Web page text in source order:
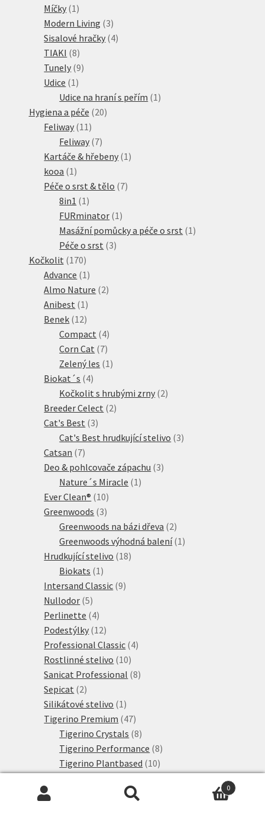
Míčky 1 1
produkt
Modern Living 33
produkty
Sisalové hračky 44
TIAKI 88
produktů
Tunely 99
Udice 1 1
produkt
Udice na hraní s peřím 1 1
Hygiena a péče 2020
Feliway 11 11
produktů
Feliway 77
produktů
Kartáče & hřebeny 1 1
kooa 1 1
produkt
Péče o srst & tělo 77
8in1 1 1
produkt
FURminator 1 1
produkt
Masážní pomůcky a péče o srst 1 1
Péče o srst 33
Kočkolit 170170
produktů
Advance 1 1
produkt
Almo Nature 22
Anibest 1 1
produkt
Benek 1212
produktů
Compact 44
produkty
Corn Cat 77
produktů
Zelený les 1 1
Biokat´s 44
produkty
Kočkolit s hrubými zrny 22
Breeder Celect 22
Cat's Best 33
produkty
Cat's Best hrudkující stelivo 33
Catsan 77
produktů
Deo & pohlcovače zápachu 33
Nature´s Miracle 1 1
Ever Clean® 1010
produktů
Greenwoods 33
produkty
Greenwoods na bázi dřeva 22
produkty
Greenwoods výhodná balení 1 1
Hrudkující stelivo 1818
Biokats 1 1
produkt
Intersand Classic 99
Nullodor 55
produktů
Perlinette 44
produkty
Podestýlky 1212
produktů
Professional Classic 44
Rostlinné stelivo 1010
produktů
Sanicat Professional 88
Sepicat 22
produkty
Silikátové stelivo 1 1
produkt
Tigerino Premium 4747
produktů
Tigerino Crystals 88
produktů
Tigerino Performance 88
produktů
Tigerino Plantbased 1010
produktů
11
Tigerino XL Grain 3 0